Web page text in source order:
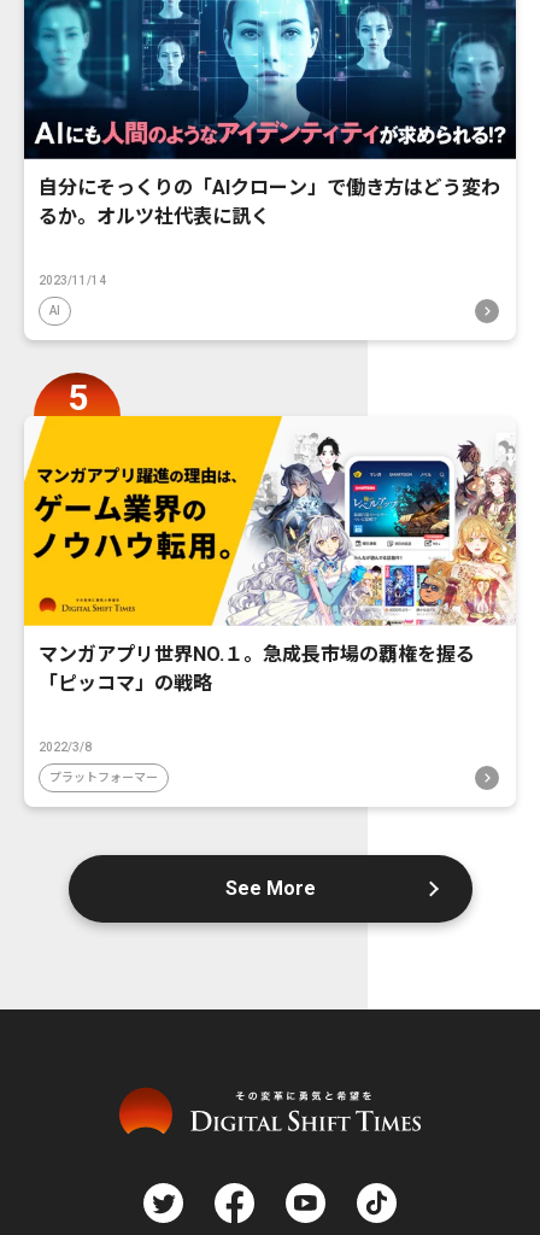
自分にそっくりの「AIクローン」で働き方はどう変わ
るか。オルツ社代表に訊く
2023/11/14
AI
マンガアプリ世界NO.１。急成長市場の覇権を握る
「ピッコマ」の戦略
2022/3/8
プラットフォーマー
See More